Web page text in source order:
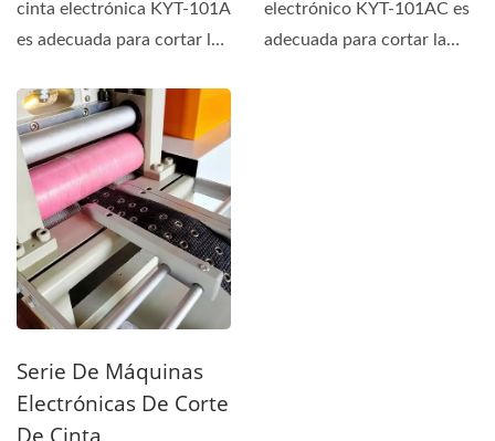
cinta electrónica KYT-101A
es adecuada para cortar la
electrónico KYT-101AC es
adecuada para cortar la
Serie De Máquinas
Electrónicas De Corte